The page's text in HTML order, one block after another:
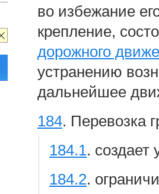
во избежание
крепление,
дорожного
устранению
дальнейшее
184. Перевозка
184.1. создает
184.2.